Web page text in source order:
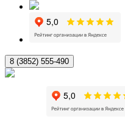
8 (3852) 555-490